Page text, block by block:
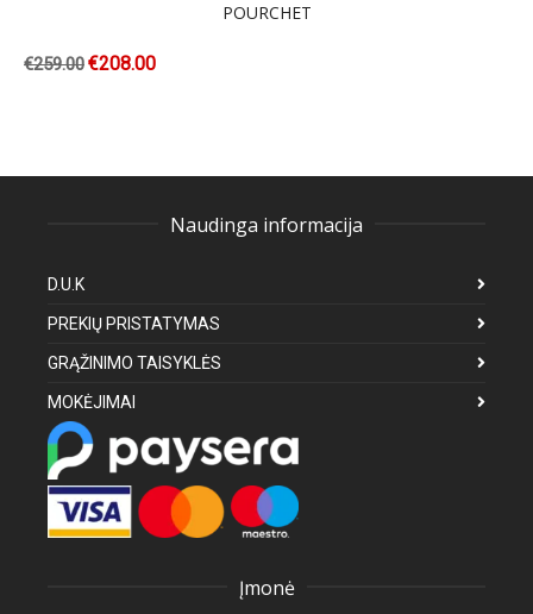
POURCHET
€259.00€208.00
Naudinga informacija
D.U.K
PREKIŲ PRISTATYMAS
GRĄŽINIMO TAISYKLĖS
MOKĖJIMAI
Įmonė